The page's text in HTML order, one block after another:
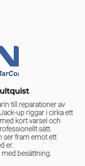
till reparationer av
up riggar i cirka ett
kort varsel och
sätt.
ser fram emot ett
er.
med besättning.